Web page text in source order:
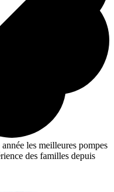
les meilleures pompes
des familles depuis